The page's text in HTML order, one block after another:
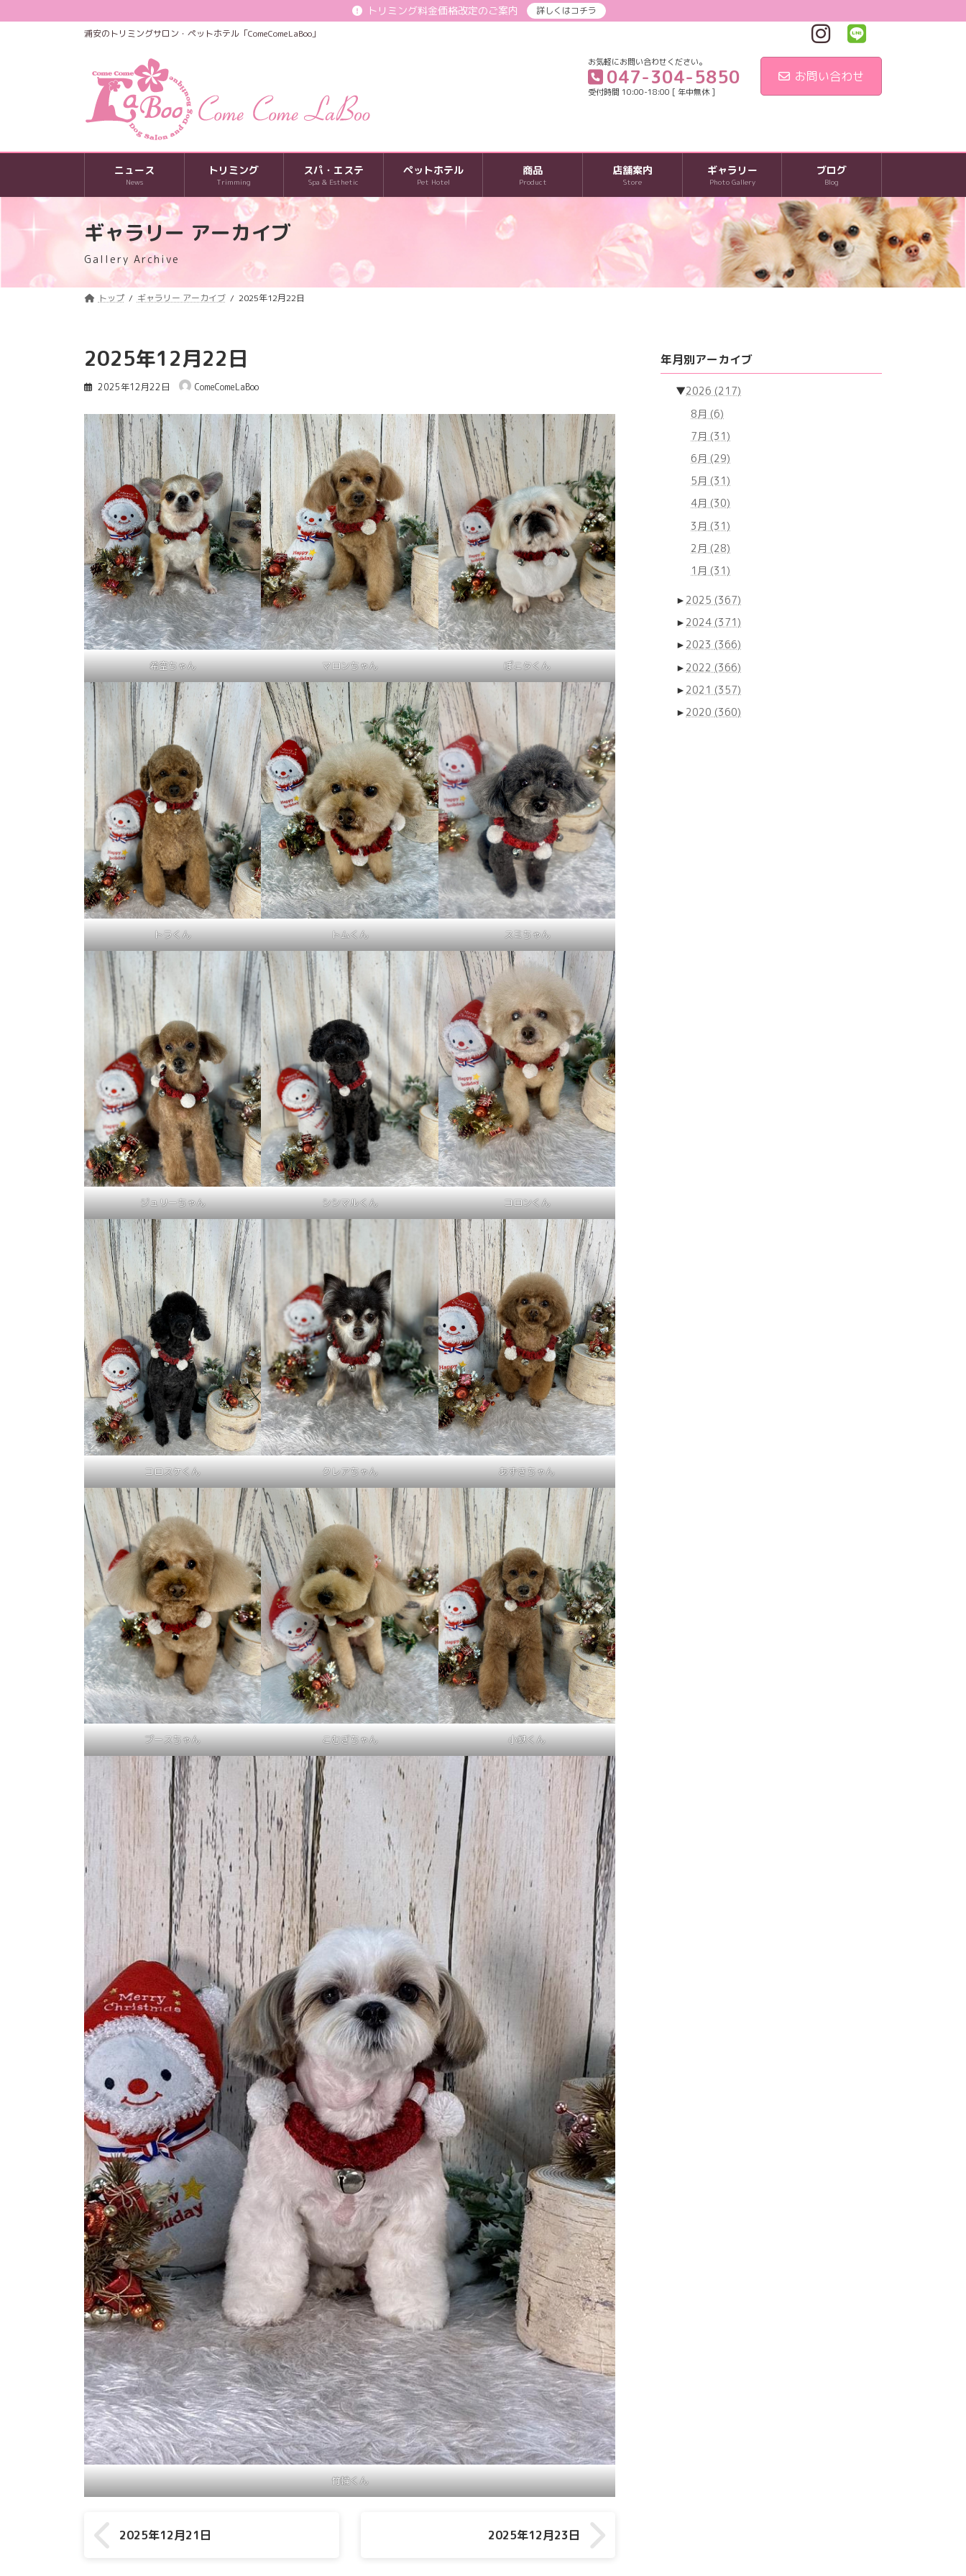
ン
ビ
トリミング料金価格改定のご案内
詳しくはコチラ
浦安のトリミングサロン・ペットホテル「ComeComeLaBoo」
お気軽にお問い合わせください。
047-304-5850
受付時間 10:00-18:00 [ 年中無休 ]
お問い合わせ
ニュース
News
トリミング
Trimming
スパ・エステ
Spa & Esthetic
ペットホテル
Pet Hotel
商品
Product
店舗案内
Store
ギャラリー
Photo Gallery
ブログ
Blog
ギャラリー アーカイブ
Gallery Archive
トップ ギャラリー アーカイブ 2025年12月22日
2025年12月22日
2025年12月22日 ComeComeLaBoo
希空ちゃん マロンちゃん ぽこタくん
トラくん トムくん スミちゃん
ジュリーちゃん シシマルくん コロンくん
コロスケくん クレアちゃん あずきちゃん
プースちゃん こむぎちゃん 小鉄くん
竹輪くん
2025年12月21日 2025年12月23日
年月別アーカイブ
▼2026 (217)
8月 (6)
7月 (31)
6月 (29)
5月 (31)
4月 (30)
3月 (31)
2月 (28)
1月 (31)
► 2025 (367)
► 2024 (371)
► 2023 (366)
► 2022 (366)
► 2021 (357)
► 2020 (360)